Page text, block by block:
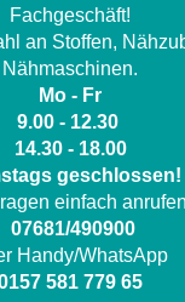
Fachgeschäft!
an Stoffen,
Nähmaschinen.
Mo - Fr
9.00 - 12.30
14.30 - 18.00
geschlossen!
einfach anrufen
07681/490900
Handy/WhatsApp
581 779 65